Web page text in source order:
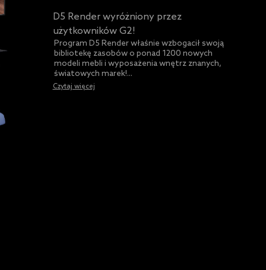
D5 Render wyróżniony przez
użytkowników G2!
Program D5 Render właśnie wzbogacił swoją
bibliotekę zasobów o ponad 1200 nowych
modeli mebli i wyposażenia wnętrz znanych,
światowych marek!...
Czytaj więcej